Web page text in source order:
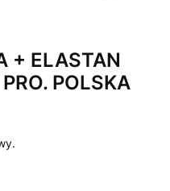
+ ELASTAN
POLSKA